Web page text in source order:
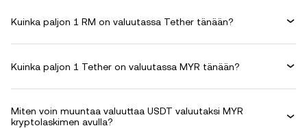
Kuinka paljon 1 RM on valuutassa Tether tänään?
Kuinka paljon 1 Tether on valuutassa MYR tänään?
Miten voin muuntaa valuuttaa USDT valuutaksi MYR
kryptolaskimen avulla?